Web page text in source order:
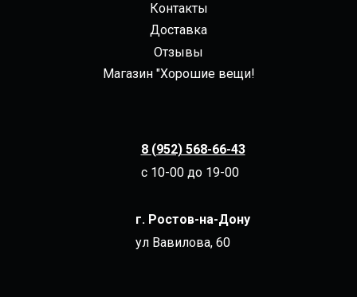
Контакты
Доставка
Отзывы
Магазин "Хорошие вещи!
8 (952) 568-66-43
с 10-00 до 19-00
г. Ростов-на-Дону
ул Вавилова, 60